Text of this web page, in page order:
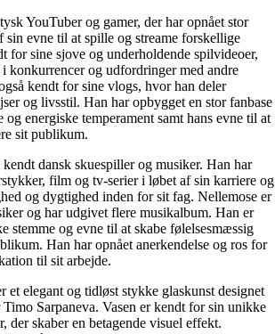
YouTuber og gamer, der har opnået stor
sin evne til at spille og streame forskellige
for sine sjove og underholdende spilvideoer,
konkurrencer og udfordringer med andre
kendt for sine vlogs, hvor han deler
og livsstil. Han har opbygget en stor fanbase
energiske temperament samt hans evne til at
sit publikum.
dansk skuespiller og musiker. Han har
film og tv-serier i løbet af sin karriere og
og dygtighed inden for sit fag. Nellemose er
og har udgivet flere musikalbum. Han er
stemme og evne til at skabe følelsesmæssig
Han har opnået anerkendelse og ros for
til sit arbejde.
et elegant og tidløst stykke glaskunst designet
Sarpaneva. Vasen er kendt for sin unikke
der skaber en betagende visuel effekt.